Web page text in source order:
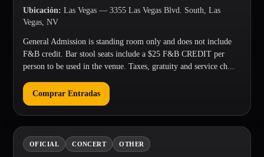
Ubicación: Las Vegas — 3355 Las Vegas Blvd. South, Las
Vegas, NV
General Admission is standing room only and does not include
F&B credit. Bar stool seats include a $25 F&B CREDIT per
person to be used in the venue. Taxes, gratuity and service ch...
Comprar Entradas
OFICIAL CONCERT OTHER